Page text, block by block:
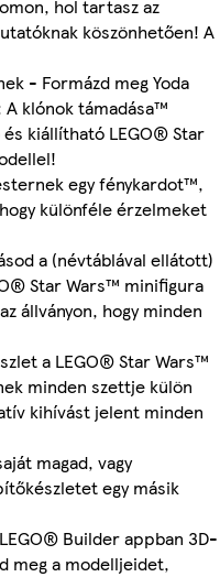
hol tartasz az
köszönhetően! A
- Formázd meg Yoda
A klónok támadása™
kiállítható LEGO® Star
egy fénykardot™,
különféle érzelmeket
a (névtáblával ellátott)
Star Wars™ minifigura
állványon, hogy minden
a LEGO® Star Wars™
minden szettje külön
kihívást jelent minden
magad, vagy
egy másik
Builder appban 3D-
meg a modelljeidet,